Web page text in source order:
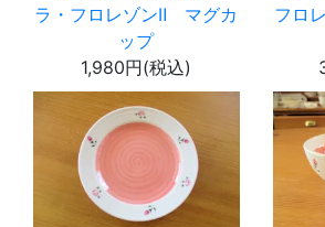
ラ・フロレゾンⅡ マグカ
ップ
1,980円(税込)
フロ